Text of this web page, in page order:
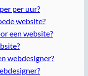
per uur?
website?
een website?
webdesigner?